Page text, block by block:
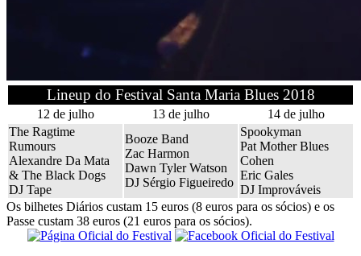
Lineup do Festival Santa Maria Blues 2018
12 de julho 13 de julho
14 de julho
The Ragtime
Rumours
Alexandre Da Mata
& The Black Dogs
DJ Tape
Booze Band
Zac Harmon
Dawn Tyler Watson
DJ Sérgio Figueiredo
Spookyman
Pat Mother Blues
Cohen
Eric Gales
DJ Improváveis
Os bilhetes Diários custam 15 euros (8 euros para os sócios) e os
Passe custam 38 euros (21 euros para os sócios).